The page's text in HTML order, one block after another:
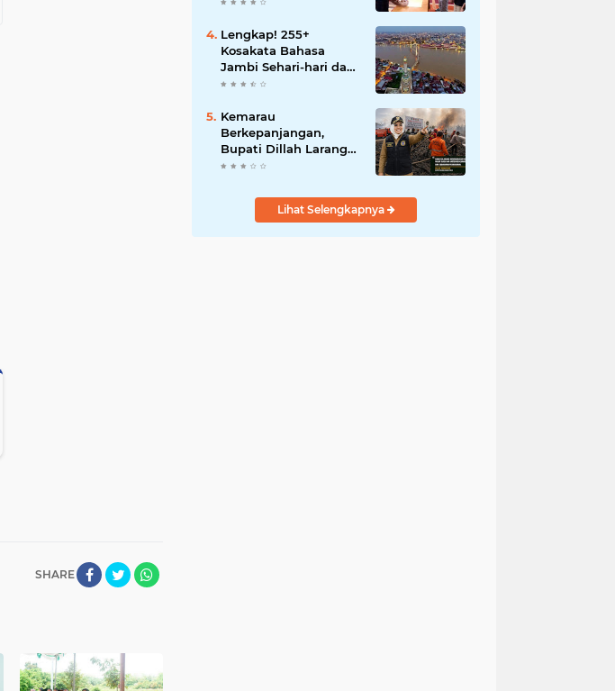
SHARE
Lengkap! 255+
Kosakata Bahasa
Jambi Sehari-hari dan
Artinya
Kemarau
Berkepanjangan,
Bupati Dillah Larang
Camat Tinggalkan
Hadapi Karhutla dan
KebakaranLihat Selengkapnya